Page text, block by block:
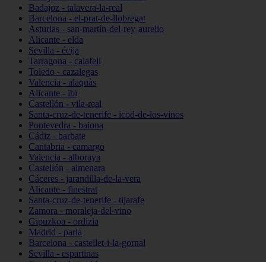
Badajoz - talavera-la-real
Barcelona - el-prat-de-llobregat
Asturias - san-martín-del-rey-aurelio
Alicante - elda
Sevilla - écija
Tarragona - calafell
Toledo - cazalegas
Valencia - alaquàs
Alicante - ibi
Castellón - vila-real
Santa-cruz-de-tenerife - icod-de-los-vinos
Pontevedra - baiona
Cádiz - barbate
Cantabria - camargo
Valencia - alboraya
Castellón - almenara
Cáceres - jarandilla-de-la-vera
Alicante - finestrat
Santa-cruz-de-tenerife - tijarafe
Zamora - moraleja-del-vino
Gipuzkoa - ordizia
Madrid - parla
Barcelona - castellet-i-la-gornal
Sevilla - espartinas